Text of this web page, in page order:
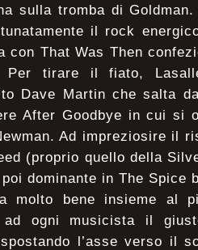
sulla tromba di
il rock
con That Was Then
tirare il fiato,
Dave Martin che salta
After Goodbye in cui si
Ad impreziosire il
(proprio quello della
dominante in The Spice
molto bene insieme al
ad ogni musicista il
l’asse verso il